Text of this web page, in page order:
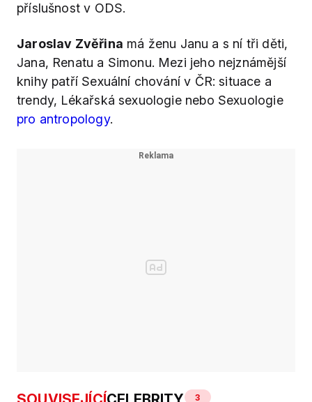
příslušnost v ODS.
Jaroslav Zvěřina má ženu Janu a s ní tři děti,
Jana, Renatu a Simonu. Mezi jeho nejznámější
knihy patří Sexuální chování v ČR: situace a
trendy, Lékařská sexuologie nebo Sexuologie
pro antropology.
3